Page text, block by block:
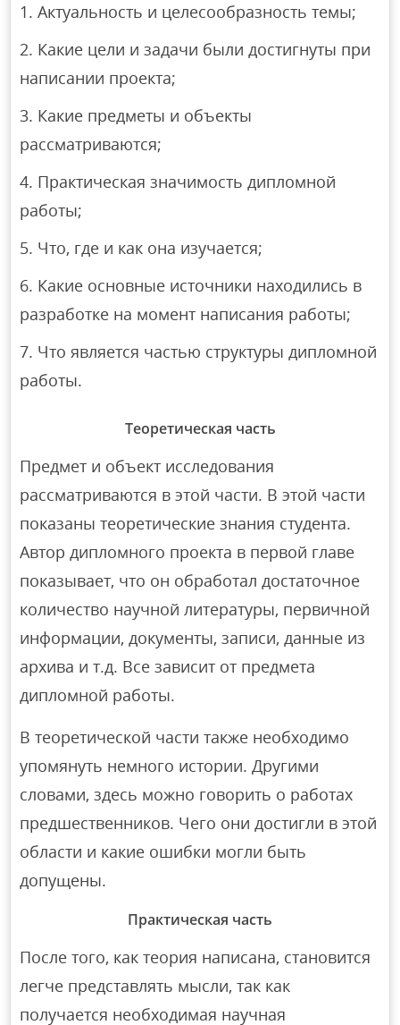
Актуальность и целесообразность темы;
Какие цели и задачи были достигнуты при
написании проекта;
Какие предметы и объекты
рассматриваются;
Практическая значимость дипломной
работы;
Что, где и как она изучается;
Какие основные источники находились в
разработке на момент написания работы;
Что является частью структуры дипломной
работы.
Теоретическая часть
Предмет и объект исследования
рассматриваются в этой части. В этой части
показаны теоретические знания студента.
Автор дипломного проекта в первой главе
показывает, что он обработал достаточное
количество научной литературы, первичной
информации, документы, записи, данные из
архива и т.д. Все зависит от предмета
дипломной работы.
В теоретической части также необходимо
упомянуть немного истории. Другими
словами, здесь можно говорить о работах
предшественников. Чего они достигли в этой
области и какие ошибки могли быть
допущены.
Практическая часть
После того, как теория написана, становится
легче представлять мысли, так как
получается необходимая научная